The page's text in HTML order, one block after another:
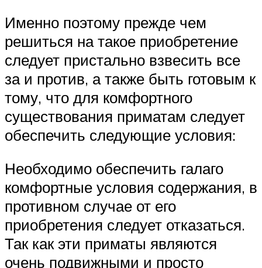
Именно поэтому прежде чем
решиться на такое приобретение
следует пристально взвесить все
за и против, а также быть готовым к
тому, что для комфортного
существования приматам следует
обеспечить следующие условия:
Необходимо обеспечить галаго
комфортные условия содержания, в
противном случае от его
приобретения следует отказаться.
Так как эти приматы являются
очень подвижными и просто